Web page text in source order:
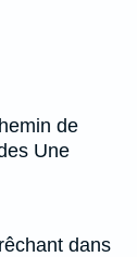
de
Une
dans